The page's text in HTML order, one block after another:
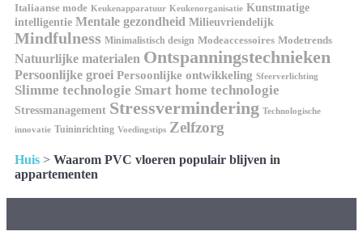
Italiaanse mode Keukenapparatuur Keukenorganisatie Kunstmatige
intelligentie Mentale gezondheid Milieuvriendelijk
Mindfulness Minimalistisch design Modeaccessoires Modetrends
Natuurlijke materialen Ontspanningstechnieken
Persoonlijke groei Persoonlijke ontwikkeling Sfeerverlichting
Slimme technologie Smart home technologie
Stressmanagement Stressvermindering Technologische
innovatie Tuininrichting Voedingstips Zelfzorg
Huis > Waarom PVC vloeren populair blijven in
appartementen